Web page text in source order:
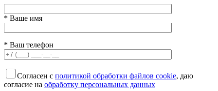
* Ваше имя
* Ваш телефон
Согласен с политикой обработки файлов cookie, даю
согласие на обработку персональных данных